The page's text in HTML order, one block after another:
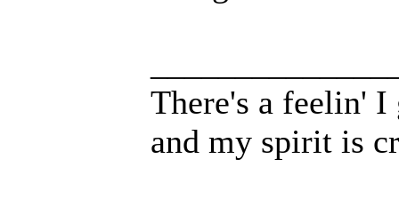
There's a feelin'
and my spirit is